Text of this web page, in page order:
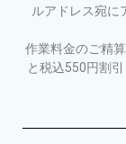
ルアドレス宛に
作業料金のご精
と税込550円割